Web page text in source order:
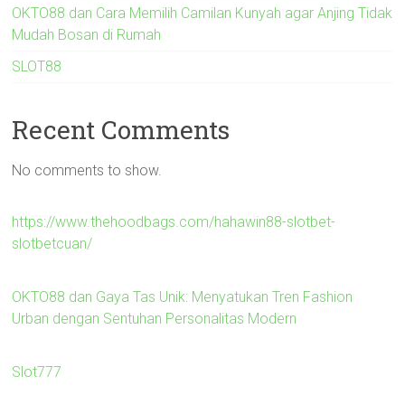
OKTO88 dan Cara Memilih Camilan Kunyah agar Anjing Tidak
Mudah Bosan di Rumah
SLOT88
Recent Comments
No comments to show.
https://www.thehoodbags.com/hahawin88-slotbet-
slotbetcuan/
OKTO88 dan Gaya Tas Unik: Menyatukan Tren Fashion
Urban dengan Sentuhan Personalitas Modern
Slot777